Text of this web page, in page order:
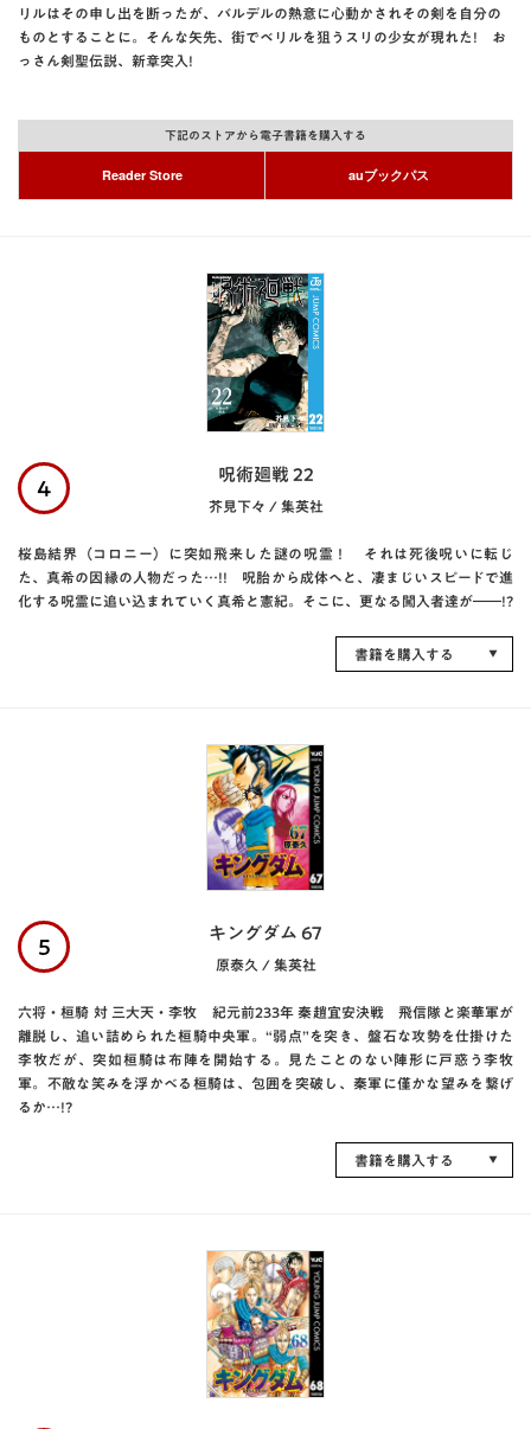
リルはその申し出を断ったが、バルデルの熱意に心動かされその剣を自分の
ものとすることに。そんな矢先、街でベリルを狙うスリの少女が現れた! お
っさん剣聖伝説、新章突入!
下記のストアから電子書籍を購入する
Reader Store auブックパス
4
呪術廻戦 22
芥見下々 / 集英社
桜島結界（コロニー）に突如飛来した謎の呪霊！ それは死後呪いに転じ
た、真希の因縁の人物だった…!! 呪胎から成体へと、凄まじいスピードで進
化する呪霊に追い込まれていく真希と憲紀。そこに、更なる闖入者達が――!?
書籍を購入する
5
キングダム 67
原泰久 / 集英社
六将・桓騎 対 三大天・李牧 紀元前233年 秦趙宜安決戦 飛信隊と楽華軍が
離脱し、追い詰められた桓騎中央軍。“弱点”を突き、盤石な攻勢を仕掛けた
李牧だが、突如桓騎は布陣を開始する。見たことのない陣形に戸惑う李牧
軍。不敵な笑みを浮かべる桓騎は、包囲を突破し、秦軍に僅かな望みを繋げ
るか…!?
書籍を購入する